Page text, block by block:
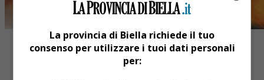
La provincia di Biella richiede il tuo
consenso per utilizzare i tuoi dati personali
per: